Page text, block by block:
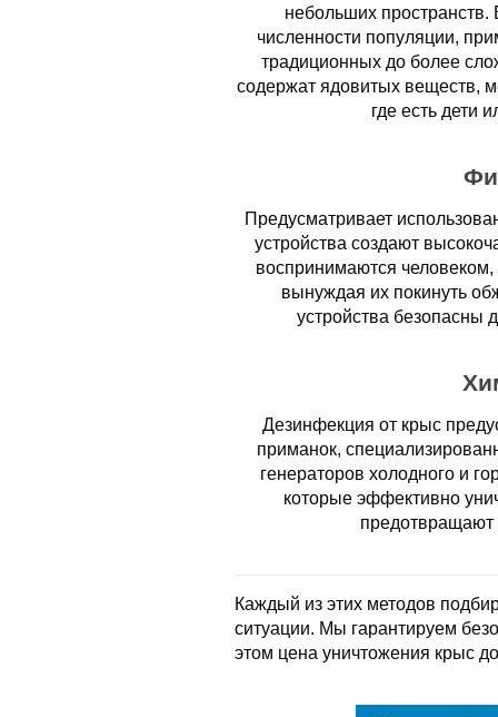
небольших
численности популяции,
традиционных до более
содержат ядовитых веществ,
где есть дети
Предусматривает
устройства создают
воспринимаются
вынуждая их покинуть
устройства
Дезинфекция от крыс
приманок,
генераторов холодного и
которые эффективно
предотвращают
Каждый из этих методов
ситуации. Мы гарантируем
этом цена уничтожения крыс